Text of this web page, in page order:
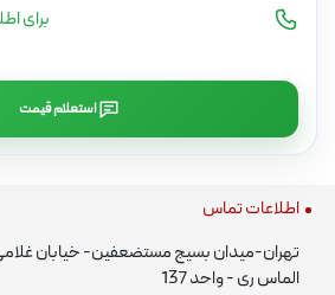
برای
استعلام قیمت
اطلاعات تماس
تهران-میدان بسیج مستضعفین- خیابان
الماس ری - واحد 137